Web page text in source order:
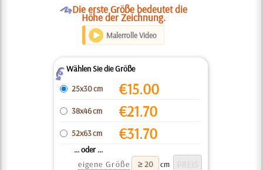
ODie erste Größe bedeutet die
Höhe der Zeichnung.
Malerrolle Video
ZWählen Sie die Größe
25x30 cm
€15.00
38x46 cm €21.70
52x63 cm €31.70
... oder ...
eigene Größe
cm